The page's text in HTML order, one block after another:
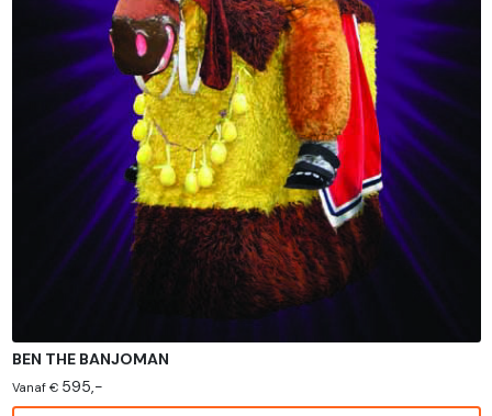
BEN THE BANJOMAN
Vanaf € 595,-